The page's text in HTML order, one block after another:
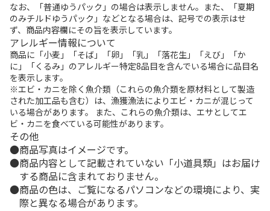
なお、「普通ゆうパック」の場合は表示しません。また、「夏期
のみチルドゆうパック」などとなる場合は、記号での表示はせ
ず、商品内容欄にその旨を表示しています。
アレルギー情報について
商品に「小麦」「そば」「卵」「乳」「落花生」「えび」「か
に」「くるみ」のアレルギー特定8品目を含んでいる場合に品目名
を表示します。
※エビ・カニを除く魚介類（これらの魚介類を原材料として製造
された加工品も含む）は、漁獲漁法によりエビ・カニが混じって
いる場合があります。 また、これらの魚介類は、エサとしてエ
ビ・カニを食べている可能性があります。
その他
商品写真はイメージです。
商品内容として記載されていない「小道具類」はお届け
する商品に含まれておりません。
商品の色は、ご覧になるパソコンなどの環境により、実
際と異なる場合があります。